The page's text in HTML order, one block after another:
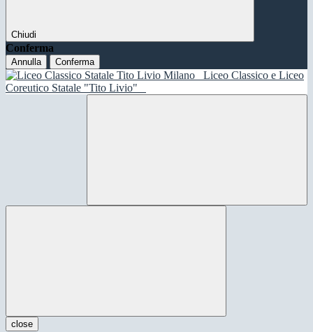
Chiudi
Conferma
Annulla Conferma
Liceo Classico e Liceo
Coreutico Statale "Tito Livio"
close